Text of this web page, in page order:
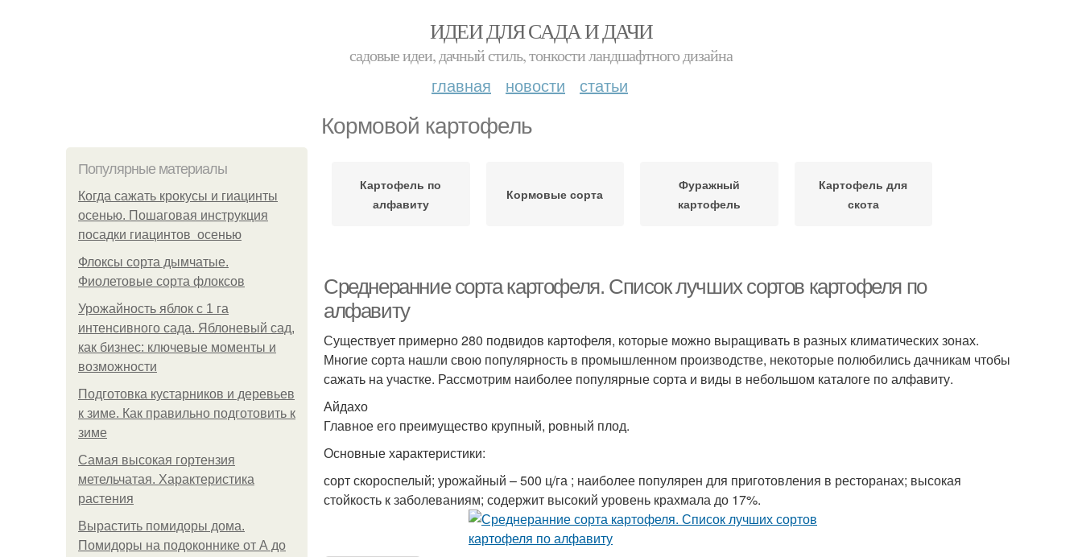
ИДЕИ ДЛЯ САДА И ДАЧИ
садовые идеи, дачный стиль, тонкости ландшафтного дизайна
главная новости статьи
Кормовой картофель
Популярные материалы
Когда сажать крокусы и гиацинты
осенью. Пошаговая инструкция
посадки гиацинтов осенью
Флоксы сорта дымчатые.
Фиолетовые сорта флоксов
Урожайность яблок с 1 га
интенсивного сада. Яблоневый сад,
как бизнес: ключевые моменты и
возможности
Подготовка кустарников и деревьев
к зиме. Как правильно подготовить к
зиме
Самая высокая гортензия
метельчатая. Характеристика
растения
Вырастить помидоры дома.
Помидоры на подоконнике от А до
Картофель по
алфавиту
Кормовые сорта
Фуражный
картофель
Картофель для
скота
Среднеранние сорта картофеля. Список лучших сортов картофеля по
алфавиту
Существует примерно 280 подвидов картофеля, которые можно выращивать в разных климатических зонах.
Многие сорта нашли свою популярность в промышленном производстве, некоторые полюбились дачникам чтобы
сажать на участке. Рассмотрим наиболее популярные сорта и виды в небольшом каталоге по алфавиту.
Айдахо
Главное его преимущество крупный, ровный плод.
Основные характеристики:
сорт скороспелый; урожайный – 500 ц/га ; наиболее популярен для приготовления в ресторанах; высокая
стойкость к заболеваниям; содержит высокий уровень крахмала до 17%.